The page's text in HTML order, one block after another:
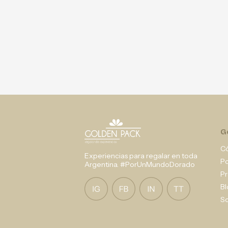
Experiencias para regalar en toda
Argentina. #PorUnMundoDorado